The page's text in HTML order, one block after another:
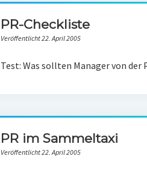
PR-Checkliste
Veröffentlicht 22. April 2005
Test: Was sollten Manager von der
PR im Sammeltaxi
Veröffentlicht 22. April 2005